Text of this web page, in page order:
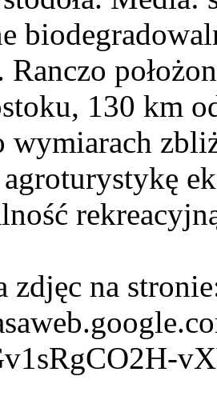
Ranczo
130 km
wymiarach
zdjęc na